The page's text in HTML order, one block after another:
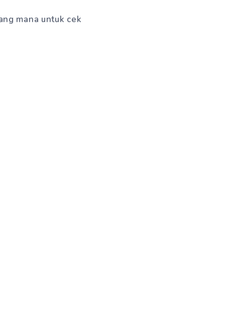
mana untuk cek